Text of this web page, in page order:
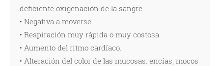
deficiente oxigenación de la sangre.
• Negativa a moverse.
• Respiración muy rápida o muy costosa.
• Aumento del ritmo cardíaco.
• Alteración del color de las mucosas: encías, mocos